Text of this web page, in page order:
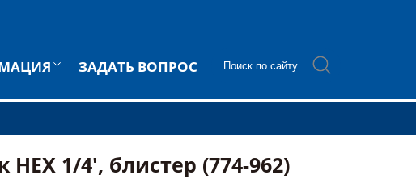
ЗАДАТЬ ВОПРОС
1/4', блистер (774-962)